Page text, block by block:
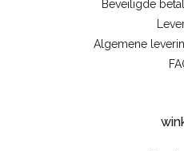
Beveiligde
Algemene